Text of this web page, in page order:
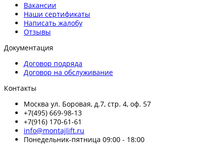
Вакансии
Наши сертификаты
Написать жалобу
Отзывы
Документация
Договор подряда
Договор на обслуживание
Контакты
Москва ул. Боровая, д.7, стр. 4, оф. 57
+7(495) 669-98-13
+7(916) 170-61-61
info@montajlift.ru
Понедельник-пятница 09:00 - 18:00